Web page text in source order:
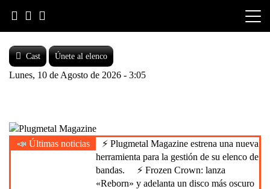
content
Cast Únete al elenco
Lunes, 10 de Agosto de 2026 - 3:05
Plugmetal Magazine
Heavy Metal is Life
📣 Últimas noticias
⚡ Plugmetal Magazine estrena una nueva
herramienta para la gestión de su elenco de
bandas.
⚡ Frozen Crown: lanza
«Reborn» y adelanta un disco más oscuro